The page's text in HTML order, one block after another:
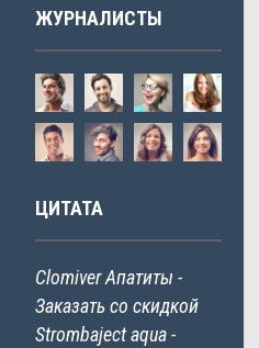
ЖУРНАЛИСТЫ
ЦИТАТА
Clomiver Апатиты -
Заказать со скидкой
Strombaject aqua -